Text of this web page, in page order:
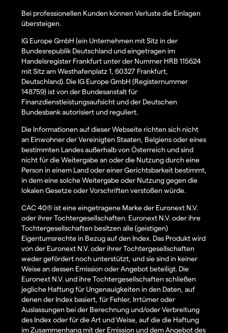
Bei professionellen Kunden können Verluste die Einlagen
übersteigen.
IG Europe GmbH (ein Unternehmen mit Sitz in der
Bundesrepublik Deutschland und eingetragen im
Handelsregister Frankfurt unter der Nummer HRB 115624
mit Sitz am Westhafenplatz 1, 60327 Frankfurt,
Deutschland). Die IG Europe GmbH (Registernummer
148759) ist von der Bundesanstalt für
Finanzdienstleistungsaufsicht und der Deutschen
Bundesbank autorisiert und reguliert.
Die Informationen auf dieser Webseite richten sich nicht
an Einwohner der Vereinigten Staaten, Belgiens oder eines
bestimmten Landes außerhalb von Österreich und sind
nicht für die Weitergabe an oder die Nutzung durch eine
Person in einem Land oder einer Gerichtsbarkeit bestimmt,
in dem eine solche Weitergabe oder Nutzung gegen die
lokalen Gesetze oder Vorschriften verstoßen würde.
CAC 40® ist eine eingetragene Marke der Euronext N.V.
oder ihrer Tochtergesellschaften. Euronext N.V. oder ihre
Tochtergesellschaften besitzen alle (geistigen)
Eigentumsrechte in Bezug auf den Index. Das Produkt wird
von der Euronext N.V. oder ihrer Tochtergesellschaften
weder gefördert noch unterstützt, und sie sind in keiner
Weise an dessen Emission oder Angebot beteiligt. Die
Euronext N.V. und ihre Tochtergesellschaften schließen
jegliche Haftung für Ungenauigkeiten in den Daten, auf
denen der Index basiert, für Fehler, Irrtümer oder
Auslassungen bei der Berechnung und/oder Verbreitung
des Index oder für die Art und Weise, auf die die Haftung
im Zusammenhang mit der Emission und dem Angebot des